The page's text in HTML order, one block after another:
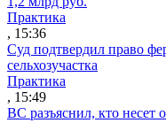
Практика
, 15:36
Суд подтвердил право
сельхозучастка
Практика
, 15:49
ВС разъяснил, кто несет